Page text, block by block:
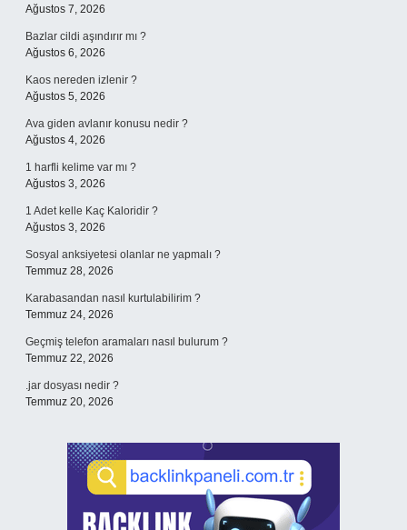
Ağustos 7, 2026
Bazlar cildi aşındırır mı ?
Ağustos 6, 2026
Kaos nereden izlenir ?
Ağustos 5, 2026
Ava giden avlanır konusu nedir ?
Ağustos 4, 2026
1 harfli kelime var mı ?
Ağustos 3, 2026
1 Adet kelle Kaç Kaloridir ?
Ağustos 3, 2026
Sosyal anksiyetesi olanlar ne yapmalı ?
Temmuz 28, 2026
Karabasandan nasıl kurtulabilirim ?
Temmuz 24, 2026
Geçmiş telefon aramaları nasıl bulurum ?
Temmuz 22, 2026
.jar dosyası nedir ?
Temmuz 20, 2026